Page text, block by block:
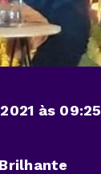
às 09:25